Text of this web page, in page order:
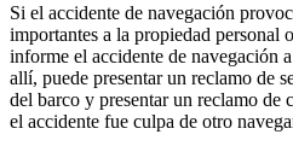
Si el accidente de navegación
importantes a la propiedad personal
informe el accidente de navegación
allí, puede presentar un reclamo de
del barco y presentar un reclamo de
el accidente fue culpa de otro